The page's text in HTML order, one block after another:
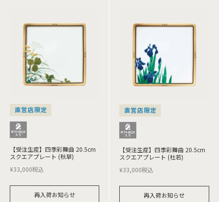
直営店限定
【受注生産】四季彩舞曲 20.5cm
スクエアプレート (秋草)
¥33,000税込
再入荷お知らせ
直営店限定
【受注生産】四季彩舞曲 20.5cm
スクエアプレート (杜若)
¥33,000税込
再入荷お知らせ